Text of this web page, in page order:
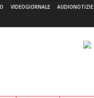
VIDEOGIORNALE AUDIONOTIZIE